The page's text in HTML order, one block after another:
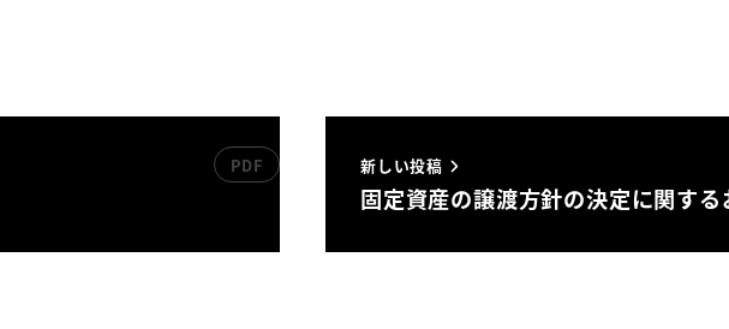
新しい投稿
固定資産の譲渡方針の決定に関する